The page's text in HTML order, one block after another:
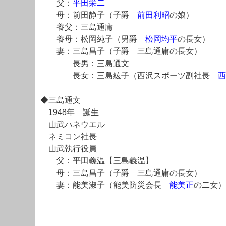
父： 平田栄二
母：前田静子（子爵 前田利昭の娘）
養父：三島通庸
養母：松岡純子（男爵 松岡均平の長女）
妻：三島昌子（子爵 三島通庸の長女）
長男：三島通文
長女：三島紘子（西沢スポーツ副社長
◆三島通文
1948年 誕生
山武ハネウエル
ネミコン社長
山武執行役員
父：平田義温【三島義温】
母：三島昌子（子爵 三島通庸の長女）
妻：能美淑子（能美防災会長 能美正の二女）